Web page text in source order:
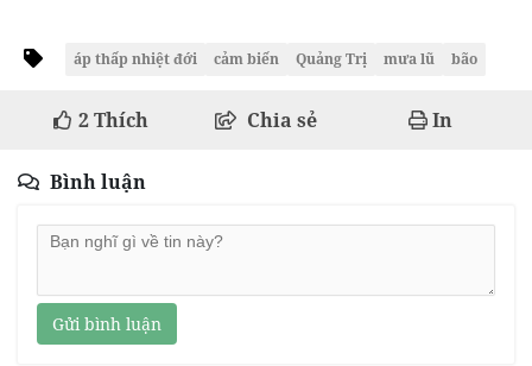
áp thấp nhiệt đới cảm biến Quảng Trị mưa lũ bão
2Thích Chia sẻ In
Bình luận
Gửi bình luận